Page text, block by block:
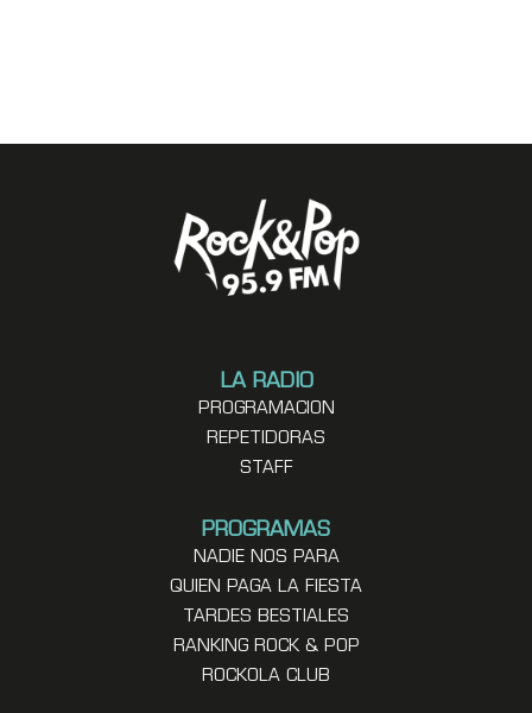
LA RADIO
PROGRAMACION
REPETIDORAS
STAFF
PROGRAMAS
NADIE NOS PARA
QUIEN PAGA LA FIESTA
TARDES BESTIALES
RANKING ROCK & POP
ROCKOLA CLUB